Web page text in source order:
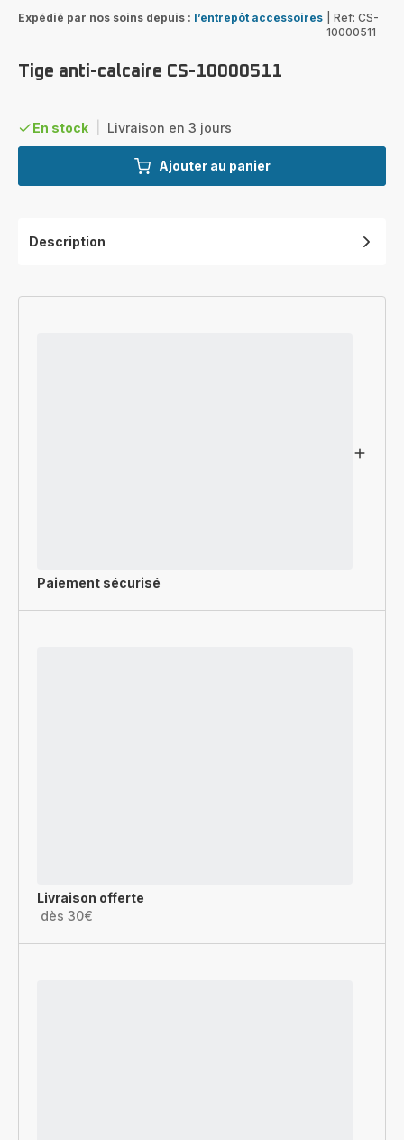
Expédié par nos soins depuis : l’entrepôt accessoires
Ref: CS-
10000511
Tige anti-calcaire CS-10000511
En stock Livraison en 3 jours
Ajouter au panier
Description
Paiement sécurisé
Livraison offerte
dès 30€